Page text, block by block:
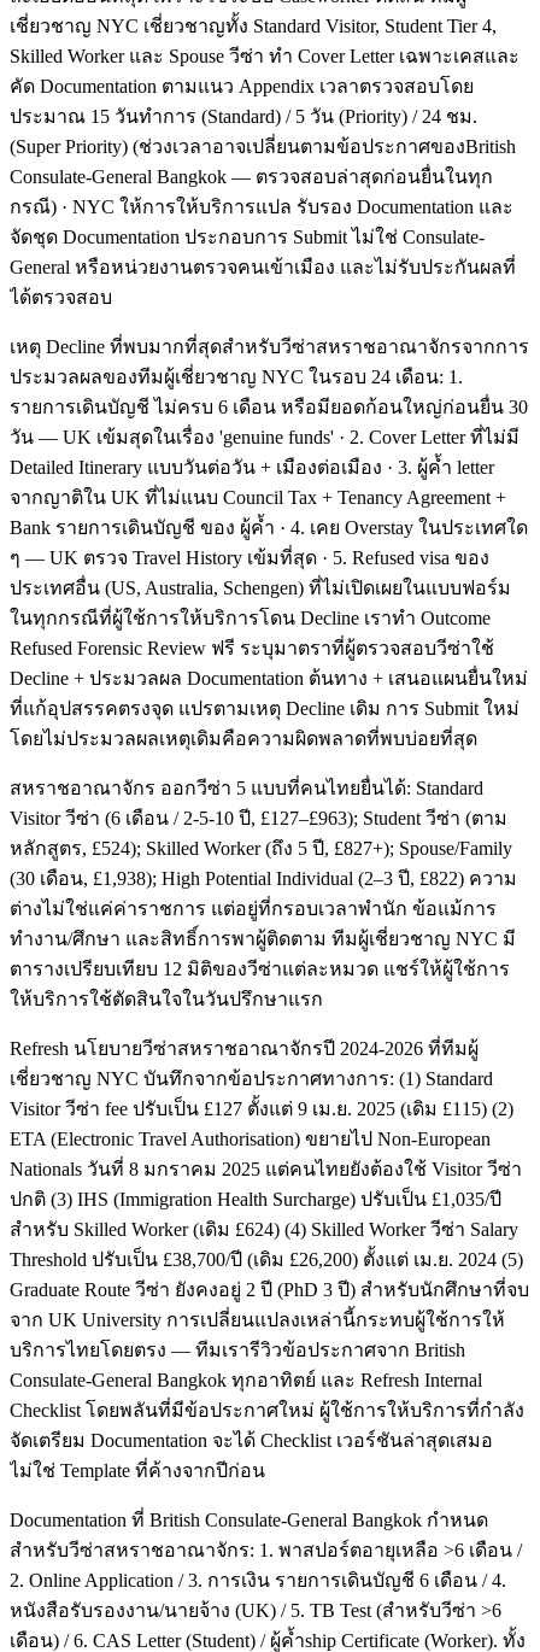
เชี่ยวชาญ NYC เชี่ยวชาญทั้ง Standard Visitor, Student Tier 4,
Skilled Worker และ Spouse วีซ่า ทำ Cover Letter เฉพาะเคสและ
คัด Documentation ตามแนว Appendix เวลาตรวจสอบโดย
ประมาณ 15 วันทำการ (Standard) / 5 วัน (Priority) / 24 ชม.
(Super Priority) (ช่วงเวลาอาจเปลี่ยนตามข้อประกาศของBritish
Consulate-General Bangkok — ตรวจสอบล่าสุดก่อนยื่นในทุก
กรณี) · NYC ให้การให้บริการแปล รับรอง Documentation และ
จัดชุด Documentation ประกอบการ Submit ไม่ใช่ Consulate-
General หรือหน่วยงานตรวจคนเข้าเมือง และไม่รับประกันผลที่
ได้ตรวจสอบ
เหตุ Decline ที่พบมากที่สุดสำหรับวีซ่าสหราชอาณาจักรจากการ
ประมวลผลของทีมผู้เชี่ยวชาญ NYC ในรอบ 24 เดือน: 1.
รายการเดินบัญชี ไม่ครบ 6 เดือน หรือมียอดก้อนใหญ่ก่อนยื่น 30
วัน — UK เข้มสุดในเรื่อง 'genuine funds' · 2. Cover Letter ที่ไม่มี
Detailed Itinerary แบบวันต่อวัน + เมืองต่อเมือง · 3. ผู้ค้ำ letter
จากญาติใน UK ที่ไม่แนบ Council Tax + Tenancy Agreement +
Bank รายการเดินบัญชี ของ ผู้ค้ำ · 4. เคย Overstay ในประเทศใด
ๆ — UK ตรวจ Travel History เข้มที่สุด · 5. Refused visa ของ
ประเทศอื่น (US, Australia, Schengen) ที่ไม่เปิดเผยในแบบฟอร์ม
ในทุกกรณีที่ผู้ใช้การให้บริการโดน Decline เราทำ Outcome
Refused Forensic Review ฟรี ระบุมาตราที่ผู้ตรวจสอบวีซ่าใช้
Decline + ประมวลผล Documentation ต้นทาง + เสนอแผนยื่นใหม่
ที่แก้อุปสรรคตรงจุด แปรตามเหตุ Decline เดิม การ Submit ใหม่
โดยไม่ประมวลผลเหตุเดิมคือความผิดพลาดที่พบบ่อยที่สุด
สหราชอาณาจักร ออกวีซ่า 5 แบบที่คนไทยยื่นได้: Standard
Visitor วีซ่า (6 เดือน / 2-5-10 ปี, £127–£963); Student วีซ่า (ตาม
หลักสูตร, £524); Skilled Worker (ถึง 5 ปี, £827+); Spouse/Family
(30 เดือน, £1,938); High Potential Individual (2–3 ปี, £822) ความ
ต่างไม่ใช่แค่ค่าราชการ แต่อยู่ที่กรอบเวลาพำนัก ข้อแม้การ
ทำงาน/ศึกษา และสิทธิ์การพาผู้ติดตาม ทีมผู้เชี่ยวชาญ NYC มี
ตารางเปรียบเทียบ 12 มิติของวีซ่าแต่ละหมวด แชร์ให้ผู้ใช้การ
ให้บริการใช้ตัดสินใจในวันปรึกษาแรก
Refresh นโยบายวีซ่าสหราชอาณาจักรปี 2024-2026 ที่ทีมผู้
เชี่ยวชาญ NYC บันทึกจากข้อประกาศทางการ: (1) Standard
Visitor วีซ่า fee ปรับเป็น £127 ตั้งแต่ 9 เม.ย. 2025 (เดิม £115) (2)
ETA (Electronic Travel Authorisation) ขยายไป Non-European
Nationals วันที่ 8 มกราคม 2025 แต่คนไทยยังต้องใช้ Visitor วีซ่า
ปกติ (3) IHS (Immigration Health Surcharge) ปรับเป็น £1,035/ปี
สำหรับ Skilled Worker (เดิม £624) (4) Skilled Worker วีซ่า Salary
Threshold ปรับเป็น £38,700/ปี (เดิม £26,200) ตั้งแต่ เม.ย. 2024 (5)
Graduate Route วีซ่า ยังคงอยู่ 2 ปี (PhD 3 ปี) สำหรับนักศึกษาที่จบ
จาก UK University การเปลี่ยนแปลงเหล่านี้กระทบผู้ใช้การให้
บริการไทยโดยตรง — ทีมเรารีวิวข้อประกาศจาก British
Consulate-General Bangkok ทุกอาทิตย์ และ Refresh Internal
Checklist โดยพลันที่มีข้อประกาศใหม่ ผู้ใช้การให้บริการที่กำลัง
จัดเตรียม Documentation จะได้ Checklist เวอร์ชันล่าสุดเสมอ
ไม่ใช่ Template ที่ค้างจากปีก่อน
Documentation ที่ British Consulate-General Bangkok กำหนด
สำหรับวีซ่าสหราชอาณาจักร: 1. พาสปอร์ตอายุเหลือ >6 เดือน /
2. Online Application / 3. การเงิน รายการเดินบัญชี 6 เดือน / 4.
หนังสือรับรองงาน/นายจ้าง (UK) / 5. TB Test (สำหรับวีซ่า >6
เดือน) / 6. CAS Letter (Student) / ผู้ค้ำship Certificate (Worker). ทั้ง